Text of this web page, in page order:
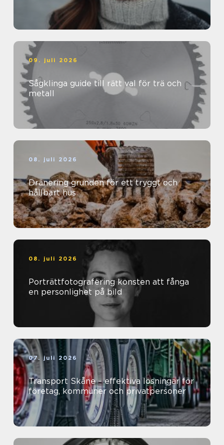
09. juli 2026
Sågklinga guide till rätt val för trä och
metall
08. juli 2026
Dränering grunden för ett tryggt och
hållbart hus
08. juli 2026
Porträttfotografering konsten att fånga
en personlighet på bild
07. juli 2026
Transport Skåne – effektiva lösningar för
företag, kommuner och privatpersoner